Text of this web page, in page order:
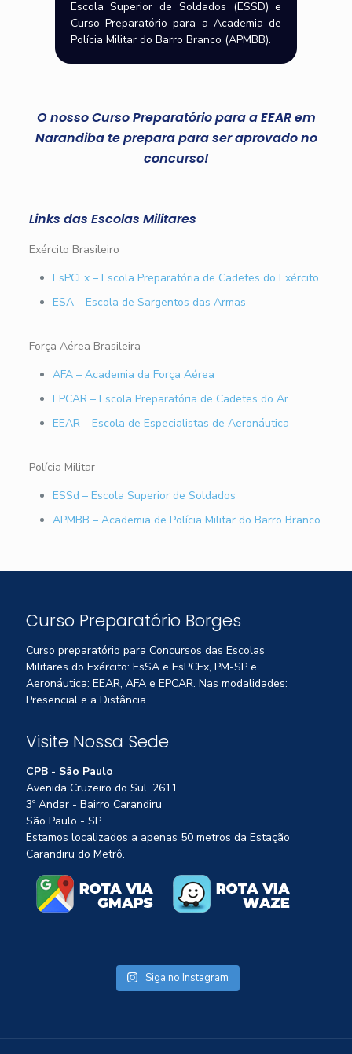
Escola Superior de Soldados (ESSD) e
Curso Preparatório para a Academia de
Polícia Militar do Barro Branco (APMBB).
O nosso Curso Preparatório para a EEAR em
Narandiba te prepara para ser aprovado no
concurso!
Links das Escolas Militares
Exército Brasileiro
EsPCEx – Escola Preparatória de Cadetes do Exército
ESA – Escola de Sargentos das Armas
Força Aérea Brasileira
AFA – Academia da Força Aérea
EPCAR – Escola Preparatória de Cadetes do Ar
EEAR – Escola de Especialistas de Aeronáutica
Polícia Militar
ESSd – Escola Superior de Soldados
APMBB – Academia de Polícia Militar do Barro Branco
Curso Preparatório Borges
Curso preparatório para Concursos das Escolas
Militares do Exército: EsSA e EsPCEx, PM-SP e
Aeronáutica: EEAR, AFA e EPCAR. Nas modalidades:
Presencial e a Distância.
Visite Nossa Sede
CPB - São Paulo
Avenida Cruzeiro do Sul, 2611
3º Andar - Bairro Carandiru
São Paulo - SP.
Estamos localizados a apenas 50 metros da Estação
Carandiru do Metrô.
Siga no Instagram